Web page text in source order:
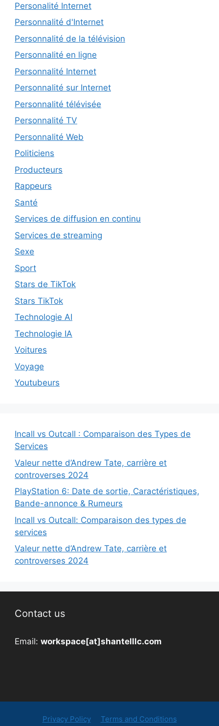
Personalité Internet
Personnalité d'Internet
Personnalité de la télévision
Personnalité en ligne
Personnalité Internet
Personnalité sur Internet
Personnalité télévisée
Personnalité TV
Personnalité Web
Politiciens
Producteurs
Rappeurs
Santé
Services de diffusion en continu
Services de streaming
Sexe
Sport
Stars de TikTok
Stars TikTok
Technologie AI
Technologie IA
Voitures
Voyage
Youtubeurs
Incall vs Outcall : Comparaison des Types de
Services
Valeur nette d’Andrew Tate, carrière et
controverses 2024
PlayStation 6: Date de sortie, Caractéristiques,
Bande-annonce & Rumeurs
Incall vs Outcall: Comparaison des types de
services
Valeur nette d’Andrew Tate, carrière et
controverses 2024
Contact us
Email: workspace[at]shantelllc.com
Privacy Policy Terms and Conditions